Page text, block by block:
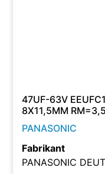
47UF-63V
8X11,5MM
PANASONIC
Fabrikant
PANASONIC